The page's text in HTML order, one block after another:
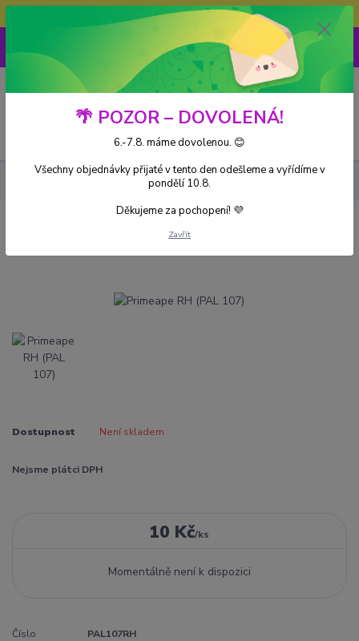
Doprava ZDARMA při nákupu nad 3000Kč
0 Kč
Primeape RH (PAL 107)
Primeape RH (PAL 107)
Dostupnost Není skladem
Nejsme plátci DPH
10 Kč/ks
Momentálně není k dispozici
Číslo
PAL107RH
🌴 POZOR – DOVOLENÁ!
6.-7.8. máme dovolenou. 😊
Všechny objednávky přijaté v tento den odešleme a vyřídíme v
pondělí 10.8.
Děkujeme za pochopení! 💜
Zavřít